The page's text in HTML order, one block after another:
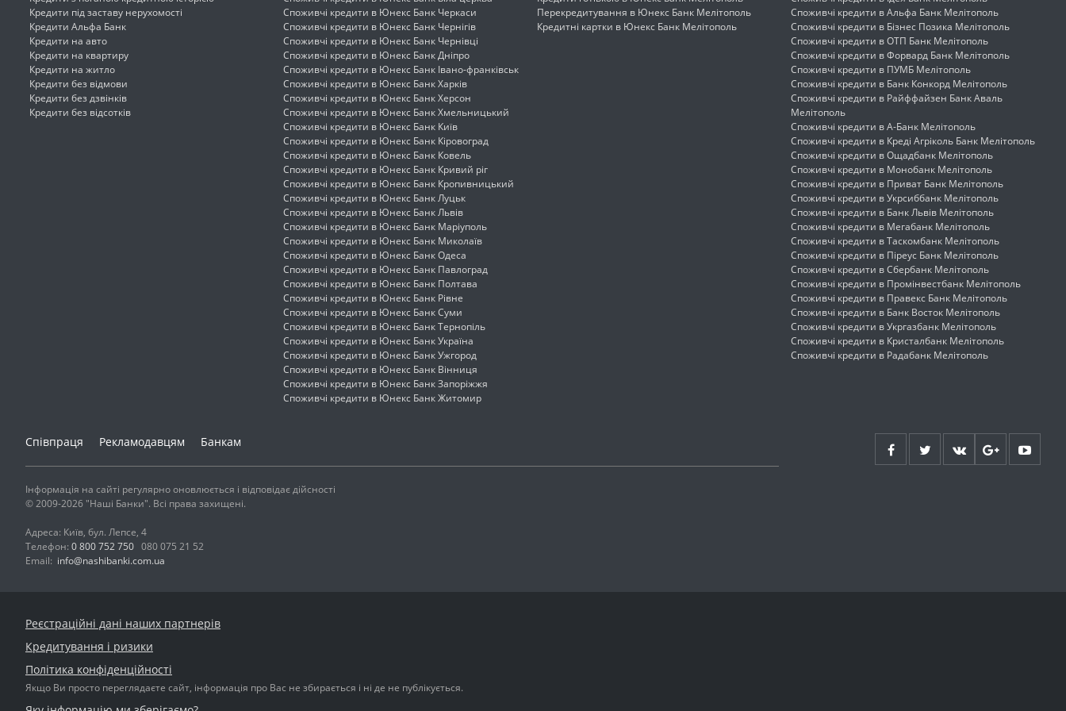
Кредити під заставу нерухомості
Кредити Альфа Банк
Кредити на авто
Кредити на квартиру
Кредити на житло
Кредити без відмови
Кредити без дзвінків
Кредити без відсотків
Споживчі кредити в Юнекс Банк Черкаси
Споживчі кредити в Юнекс Банк Чернігів
Споживчі кредити в Юнекс Банк Чернівці
Споживчі кредити в Юнекс Банк Дніпро
Споживчі кредити в Юнекс Банк Івано-франківськ
Споживчі кредити в Юнекс Банк Харків
Споживчі кредити в Юнекс Банк Херсон
Споживчі кредити в Юнекс Банк Хмельницький
Споживчі кредити в Юнекс Банк Київ
Споживчі кредити в Юнекс Банк Кіровоград
Споживчі кредити в Юнекс Банк Ковель
Споживчі кредити в Юнекс Банк Кривий ріг
Споживчі кредити в Юнекс Банк Кропивницький
Споживчі кредити в Юнекс Банк Луцьк
Споживчі кредити в Юнекс Банк Львів
Споживчі кредити в Юнекс Банк Маріуполь
Споживчі кредити в Юнекс Банк Миколаїв
Споживчі кредити в Юнекс Банк Одеса
Споживчі кредити в Юнекс Банк Павлоград
Споживчі кредити в Юнекс Банк Полтава
Споживчі кредити в Юнекс Банк Рівне
Споживчі кредити в Юнекс Банк Суми
Споживчі кредити в Юнекс Банк Тернопіль
Споживчі кредити в Юнекс Банк Україна
Споживчі кредити в Юнекс Банк Ужгород
Споживчі кредити в Юнекс Банк Вінниця
Споживчі кредити в Юнекс Банк Запоріжжя
Споживчі кредити в Юнекс Банк Житомир
Перекредитування в Юнекс Банк Мелітополь
Кредитні картки в Юнекс Банк Мелітополь
Споживчі кредити в Альфа Банк Мелітополь
Споживчі кредити в Бізнес Позика Мелітополь
Споживчі кредити в ОТП Банк Мелітополь
Споживчі кредити в Форвард Банк Мелітополь
Споживчі кредити в ПУМБ Мелітополь
Споживчі кредити в Банк Конкорд Мелітополь
Споживчі кредити в Райффайзен Банк Аваль
Мелітополь
Споживчі кредити в А-Банк Мелітополь
Споживчі кредити в Креді Агріколь Банк Мелітополь
Споживчі кредити в Ощадбанк Мелітополь
Споживчі кредити в Монобанк Мелітополь
Споживчі кредити в Приват Банк Мелітополь
Споживчі кредити в Укрсиббанк Мелітополь
Споживчі кредити в Банк Львів Мелітополь
Споживчі кредити в Мегабанк Мелітополь
Споживчі кредити в Таскомбанк Мелітополь
Споживчі кредити в Піреус Банк Мелітополь
Споживчі кредити в Сбербанк Мелітополь
Споживчі кредити в Промінвестбанк Мелітополь
Споживчі кредити в Правекс Банк Мелітополь
Споживчі кредити в Банк Восток Мелітополь
Споживчі кредити в Укргазбанк Мелітополь
Споживчі кредити в Кристалбанк Мелітополь
Споживчі кредити в Радабанк Мелітополь
Співпраця Рекламодавцям Банкам
Інформація на сайті регулярно оновлюється і відповідає дійсності
© 2009-2026 "Наші Банки". Всі права захищені.
Адреса: Київ, бул. Лепсе, 4
Телефон: 0 800 752 750 080 075 21 52
Email: info@nashibanki.com.ua
Реєстраційні дані наших партнерів
Кредитування і ризики
Політика конфіденційності
Якщо Ви просто переглядаєте сайт, інформація про Вас не збирається і ні де не публікується.